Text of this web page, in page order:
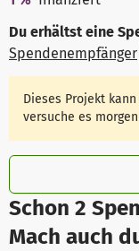
Schon 2
Mach auch
Du erhältst eine
Spendenempfänger
Dieses Projekt
versuche es